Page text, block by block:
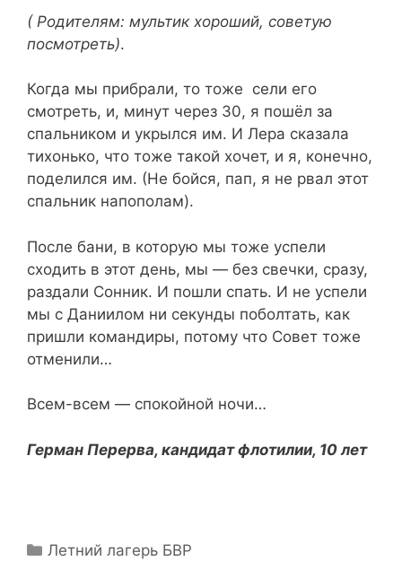
( Родителям: мультик хороший, советую
посмотреть).
Когда мы прибрали, то тоже сели его
смотреть, и, минут через 30, я пошёл за
спальником и укрылся им. И Лера сказала
тихонько, что тоже такой хочет, и я, конечно,
поделился им. (Не бойся, пап, я не рвал этот
спальник напополам).
После бани, в которую мы тоже успели
сходить в этот день, мы — без свечки, сразу,
раздали Сонник. И пошли спать. И не успели
мы с Даниилом ни секунды поболтать, как
пришли командиры, потому что Совет тоже
отменили…
Всем-всем — спокойной ночи…
Герман Перерва, кандидат флотилии, 10 лет
Рубрики
Летний лагерь БВР